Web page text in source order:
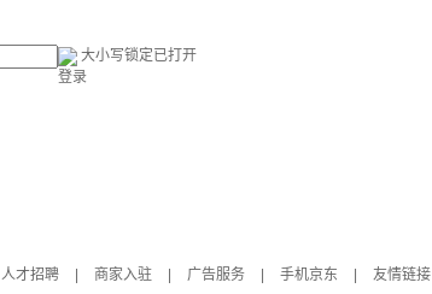
大小写锁定已打开
登录
人才招聘 商家入驻 广告服务 手机京东 友情链接